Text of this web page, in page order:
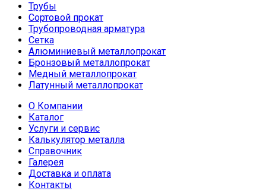
Трубы
Сортовой прокат
Трубопроводная арматура
Сетка
Алюминиевый металлопрокат
Бронзовый металлопрокат
Медный металлопрокат
Латунный металлопрокат
О Компании
Каталог
Услуги и сервис
Калькулятор металла
Справочник
Галерея
Доставка и оплата
Контакты